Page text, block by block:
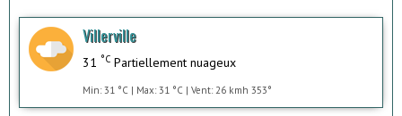
Villerville
31 °C Partiellement nuageux
Min: 31 °C | Max: 31 °C | Vent: 26 kmh 353°